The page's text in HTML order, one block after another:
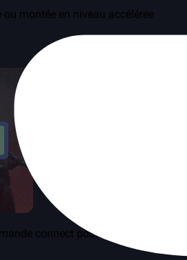
montée en niveau accélérée
connect pour rejoindre le serveur